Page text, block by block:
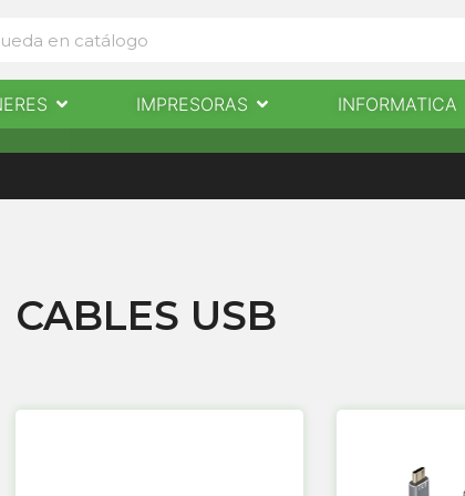
INFORMÁTICA NOTICIAS CONTACTO
Abrir EscaneresIMPRESORAS Abrir ImpresorasINFORMATICA
CABLES USB